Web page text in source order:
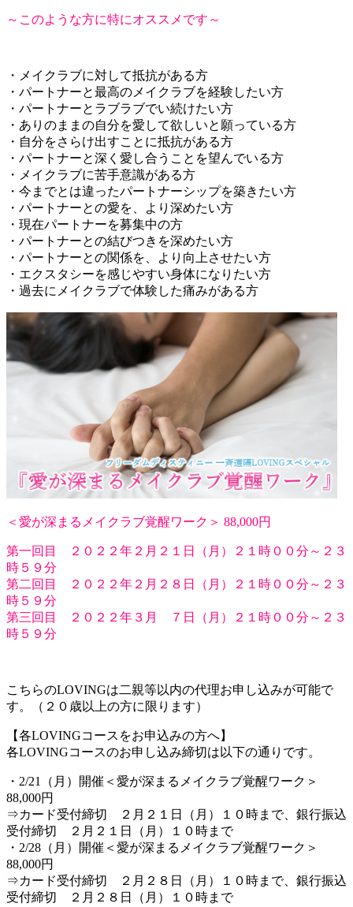
～このような方に特にオススメです～
・メイクラブに対して抵抗がある方
・パートナーと最高のメイクラブを経験したい方
・パートナーとラブラブでい続けたい方
・ありのままの自分を愛して欲しいと願っている方
・自分をさらけ出すことに抵抗がある方
・パートナーと深く愛し合うことを望んでいる方
・メイクラブに苦手意識がある方
・今までとは違ったパートナーシップを築きたい方
・パートナーとの愛を、より深めたい方
・現在パートナーを募集中の方
・パートナーとの結びつきを深めたい方
・パートナーとの関係を、より向上させたい方
・エクスタシーを感じやすい身体になりたい方
・過去にメイクラブで体験した痛みがある方
＜愛が深まるメイクラブ覚醒ワーク＞ 88,000円
第一回目 ２０２２年２月２１日（月）２１時００分～２３
時５９分
第二回目 ２０２２年２月２８日（月）２１時００分～２３
時５９分
第三回目 ２０２２年３月 ７日（月）２１時００分～２３
時５９分
こちらのLOVINGは二親等以内の代理お申し込みが可能で
す。（２０歳以上の方に限ります）
【各LOVINGコースをお申込みの方へ】
各LOVINGコースのお申し込み締切は以下の通りです。
・2/21（月）開催＜愛が深まるメイクラブ覚醒ワーク＞
88,000円
⇒カード受付締切 ２月２１日（月）１０時まで、銀行振込
受付締切 ２月２１日（月）１０時まで
・2/28（月）開催＜愛が深まるメイクラブ覚醒ワーク＞
88,000円
⇒カード受付締切 ２月２８日（月）１０時まで、銀行振込
受付締切 ２月２８日（月）１０時まで